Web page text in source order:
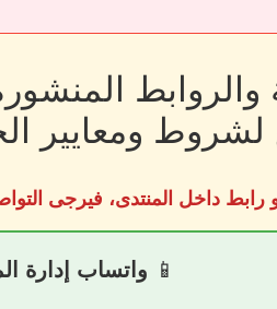
والروابط
ومعايير
رابط داخل المنتدى، فيرجى
📱 واتساب إدارة